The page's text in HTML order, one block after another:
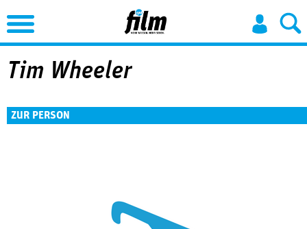
Jump to Navigation
Tim Wheeler
ZUR PERSON